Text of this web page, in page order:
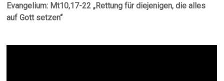
Evangelium: Mt10,17-22 „Rettung für diejenigen, die alles
auf Gott setzen“